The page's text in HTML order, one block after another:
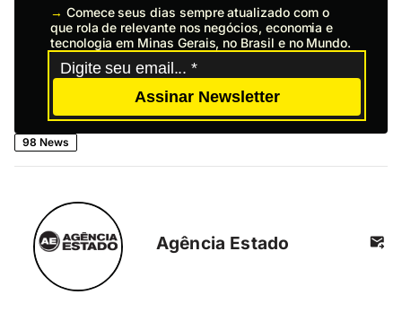
→ Comece seus dias sempre atualizado com o
que rola de relevante nos negócios, economia e
tecnologia em Minas Gerais, no Brasil e no Mundo.
Assinar Newsletter
98 News
Agência Estado